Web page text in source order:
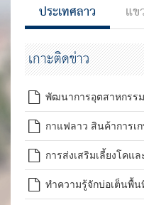
ประเทศลาว แข
เกาะติดข่าว
พัฒนาการอุตสาหกรรม
กาแฟลาว สินค้าการเก
สปป. ลาว
การส่งเสริมเลี้ยงโคแล
จีน
ทำความรู้จักบ่อเต็นพื้